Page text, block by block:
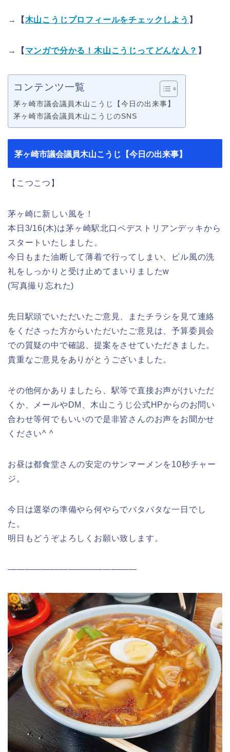
→【木山こうじプロフィールをチェックしよう 】
→【 マンガで分かる！木山こうじってどんな人？ 】
コンテンツ一覧
茅ヶ崎市議会議員木山こうじ【今日の出来事】
茅ヶ崎市議会議員木山こうじのSNS
茅ヶ崎市議会議員木山こうじ【今日の出来事】
【こつこつ】
茅ヶ崎に新しい風を！
本日3/16(木)は茅ヶ崎駅北口ペデストリアンデッキから
スタートいたしました。
今日もまた油断して薄着で行ってしまい、ビル風の洗
礼をしっかりと受け止めてまいりましたw
(写真撮り忘れた)
先日駅頭でいただいたご意見、またチラシを見て連絡
をくださった方からいただいたご意見は、予算委員会
での質疑の中で確認、提案をさせていただきました。
貴重なご意見をありがとうございました。
その他何かありましたら、駅等で直接お声がけいただ
くか、メールやDM、木山こうじ公式HPからのお問い
合わせ等何でもいいので是非皆さんのお声をお聞かせ
ください^ ^
お昼は都食堂さんの安定のサンマーメンを10秒チャー
ジ。
今日は選挙の準備やら何やらでバタバタな一日でし
た。
明日もどうぞよろしくお願い致します。
———————————————